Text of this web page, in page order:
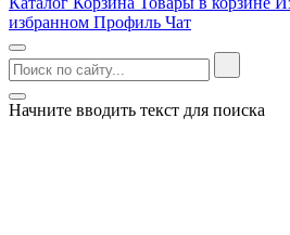
избранном Профиль Чат
Начните вводить текст для поиска